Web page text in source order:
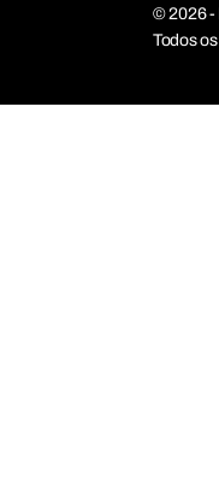
© 2026 -
Todos